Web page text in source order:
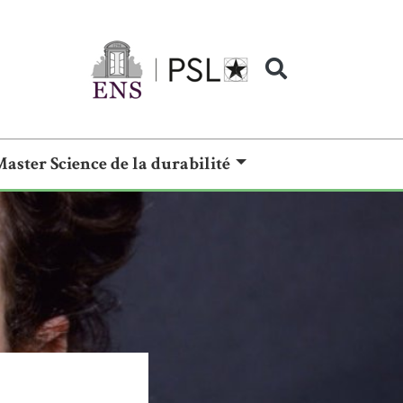
Science de la durabilité